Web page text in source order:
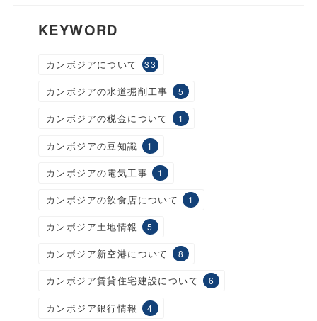
KEYWORD
カンボジアについて 33
カンボジアの水道掘削工事 5
カンボジアの税金について 1
カンボジアの豆知識 1
カンボジアの電気工事 1
カンボジアの飲食店について 1
カンボジア土地情報 5
カンボジア新空港について 8
カンボジア賃貸住宅建設について 6
カンボジア銀行情報 4